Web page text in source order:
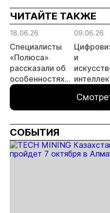
ЧИТАЙТЕ ТАКЖЕ
18.06.26
Специалисты
«Полюса»
рассказали об
особенностях
буровзрывных
месторождении
09.06.26
и
темы
СОБЫТИЯ